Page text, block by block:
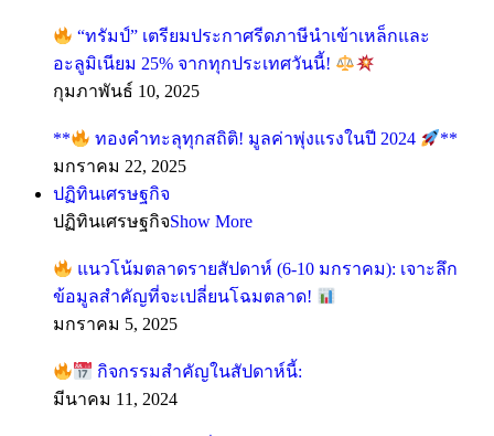
“ทรัมป์” เตรียมประกาศรีดภาษีนำเข้าเหล็กและ
อะลูมิเนียม 25% จากทุกประเทศวันนี้!
กุมภาพันธ์ 10, 2025
** ทองคำทะลุทุกสถิติ! มูลค่าพุ่งแรงในปี 2024
**
มกราคม 22, 2025
ปฏิทินเศรษฐกิจ
ปฏิทินเศรษฐกิจShow More
แนวโน้มตลาดรายสัปดาห์ (6-10 มกราคม): เจาะลึก
ข้อมูลสำคัญที่จะเปลี่ยนโฉมตลาด!
มกราคม 5, 2025
กิจกรรมสำคัญในสัปดาห์นี้:
มีนาคม 11, 2024